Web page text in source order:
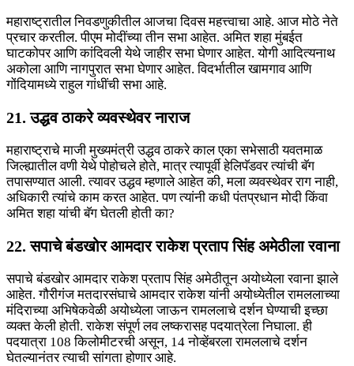
महाराष्ट्रातील निवडणुकीतील आजचा दिवस महत्त्वाचा आहे. आज मोठे नेते
प्रचार करतील. पीएम मोदींच्या तीन सभा आहेत. अमित शहा मुंबईत
घाटकोपर आणि कांदिवली येथे जाहीर सभा घेणार आहेत. योगी आदित्यनाथ
अकोला आणि नागपुरात सभा घेणार आहेत. विदर्भातील खामगाव आणि
गोंदियामध्ये राहुल गांधींची सभा आहे.
21. उद्धव ठाकरे व्यवस्थेवर नाराज
महाराष्ट्राचे माजी मुख्यमंत्री उद्धव ठाकरे काल एका सभेसाठी यवतमाळ
जिल्ह्यातील वणी येथे पोहोचले होते, मात्र त्यापूर्वी हेलिपॅडवर त्यांची बॅग
तपासण्यात आली. त्यावर उद्धव म्हणाले आहेत की, मला व्यवस्थेवर राग नाही,
अधिकारी त्यांचे काम करत आहेत. पण त्यांनी कधी पंतप्रधान मोदी किंवा
अमित शहा यांची बॅग घेतली होती का?
22. सपाचे बंडखोर आमदार राकेश प्रताप सिंह अमेठीला रवाना
सपाचे बंडखोर आमदार राकेश प्रताप सिंह अमेठीतून अयोध्येला रवाना झाले
आहेत. गौरीगंज मतदारसंघाचे आमदार राकेश यांनी अयोध्येतील रामललाच्या
मंदिराच्या अभिषेकवेळी अयोध्येला जाऊन रामललाचे दर्शन घेण्याची इच्छा
व्यक्त केली होती. राकेश संपूर्ण लव लष्करासह पदयात्रेला निघाला. ही
पदयात्रा 108 किलोमीटरची असून, 14 नोव्हेंबरला रामललाचे दर्शन
घेतल्यानंतर त्याची सांगता होणार आहे.